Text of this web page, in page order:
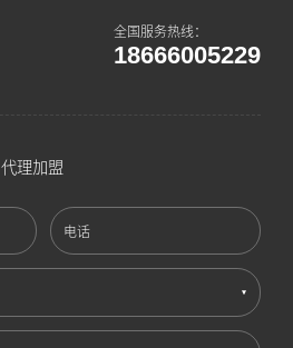
全国服务热线：
18666005229
代理加盟
电话